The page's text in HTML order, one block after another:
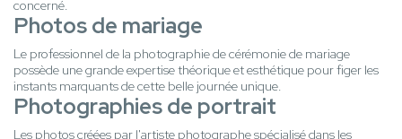
concerné.
Photos de mariage
Le professionnel de la photographie de cérémonie de mariage
possède une grande expertise théorique et esthétique pour figer les
instants marquants de cette belle journée unique.
Photographies de portrait
Les photos créées par l'artiste photographe spécialisé dans les